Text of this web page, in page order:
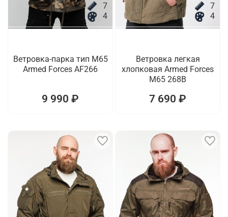
7
4
Ветровка-парка тип M65
Armed Forces AF266
9 990 ₽
7
4
Ветровка легкая
хлопковая Armed Forces
M65 268B
7 690 ₽